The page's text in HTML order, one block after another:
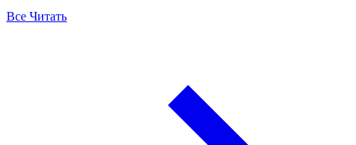
Все Читать